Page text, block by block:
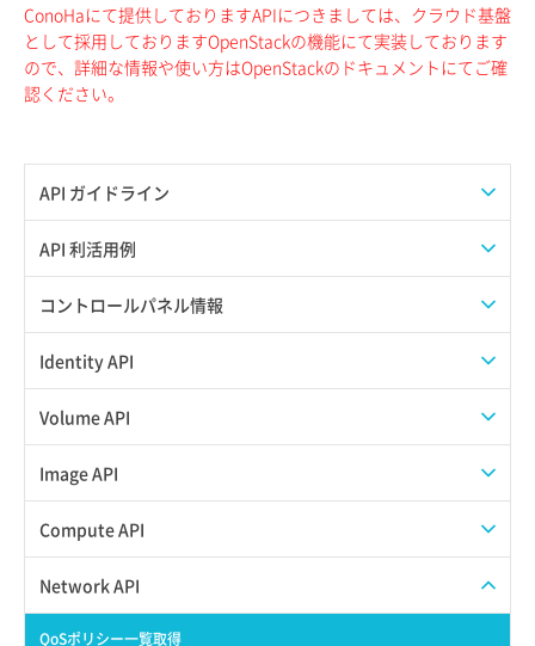
API ガイドライン
APIのご利用について
API 利活用例
APIでAPIサブユーザーを作成する
APIでVPSにISOイメージを挿入する
APIでVPSを作成する
コントロールパネル情報
APIユーザーを作成する
API情報を確認する
Identity API
Credential一覧取得
Credential作成
Credential削除
Volume API
スナップショット一覧取得
スナップショット作成
スナップショット削除
スナップショット復元
Image API
ISOイメージアップロード
ISOイメージ作成
イメージ一覧取得
Compute API
ISOイメージ挿入/排出
SSHキーペア一覧取得
Network API
QoSポリシー一覧取得
ConoHaにて提供しておりますAPIにつきましては、クラウド基盤
として採用しておりますOpenStackの機能にて実装しております
ので、詳細な情報や使い方はOpenStackのドキュメントにてご確
認ください。